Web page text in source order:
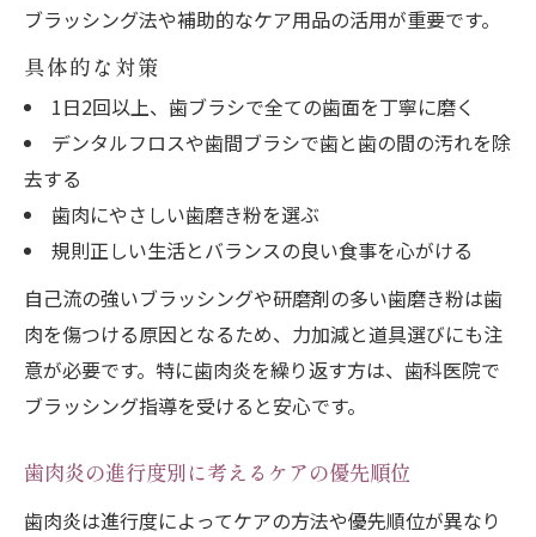
ブラッシング法や補助的なケア用品の活用が重要です。
具体的な対策
1日2回以上、歯ブラシで全ての歯面を丁寧に磨く
デンタルフロスや歯間ブラシで歯と歯の間の汚れを除
去する
歯肉にやさしい歯磨き粉を選ぶ
規則正しい生活とバランスの良い食事を心がける
自己流の強いブラッシングや研磨剤の多い歯磨き粉は歯
肉を傷つける原因となるため、力加減と道具選びにも注
意が必要です。特に歯肉炎を繰り返す方は、歯科医院で
ブラッシング指導を受けると安心です。
歯肉炎の進行度別に考えるケアの優先順位
歯肉炎は進行度によってケアの方法や優先順位が異なり